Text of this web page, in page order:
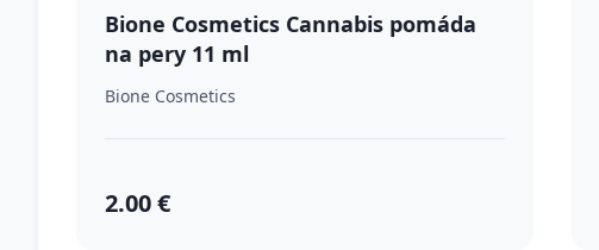
Bione Cosmetics Cannabis pomáda
na pery 11 ml
Bione Cosmetics
2.00 €